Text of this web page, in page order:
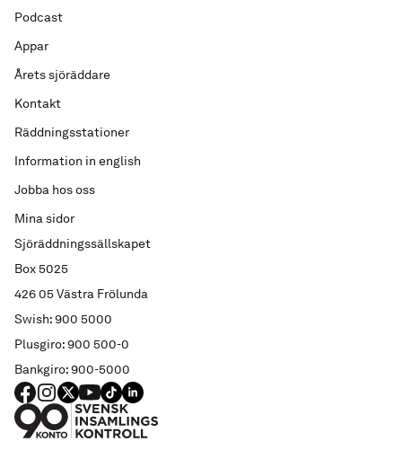
Sjöräddningssällskapet
Box 5025
426 05 Västra Frölunda
Swish: 900 5000
Plusgiro: 900 500-0
Bankgiro: 900-5000
Podcast
Appar
Årets sjöräddare
Kontakt
Räddningsstationer
Information in english
Jobba hos oss
Mina sidor
FACEBOOK
Instagram
X YouTube
TIKTOKLINKED IN